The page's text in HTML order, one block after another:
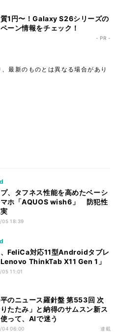
1円〜！Galaxy S26シリーズの
ーン情報をチェック！
- PR -
最新のものとは異なる場合があり
、タフネス性能を高めたベーシ
マホ「AQUOS wish6」 防犯性
05 18:39
、FeliCa対応11型Androidタブレ
ThinkTab X11 Gen 1」
11:01
のニュース羅針盤 第553回 次
たたみ」と納得のサムスン新ス
って、AIで迷う
04 06:00 連載